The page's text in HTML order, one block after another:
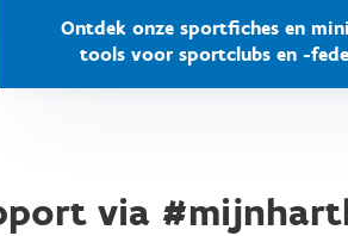
Ontdek onze sportfiches en
tools voor sportclubs en -
via